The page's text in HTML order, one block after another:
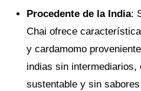
Procedente de la India:
Chai ofrece
y cardamomo
indias sin intermediarios,
sustentable y sin